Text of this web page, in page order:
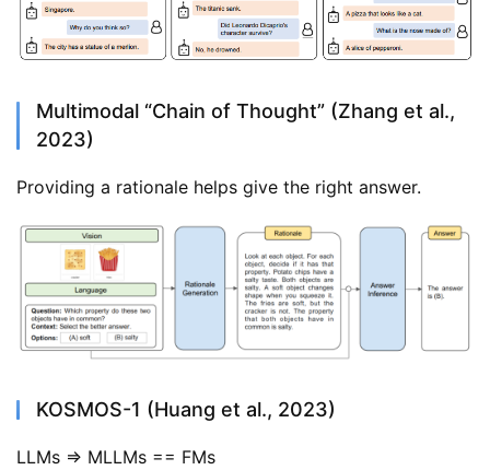
Multimodal “Chain of Thought” (Zhang et al.,
2023)
Providing a rationale helps give the right answer.
KOSMOS-1 (Huang et al., 2023)
LLMs => MLLMs == FMs